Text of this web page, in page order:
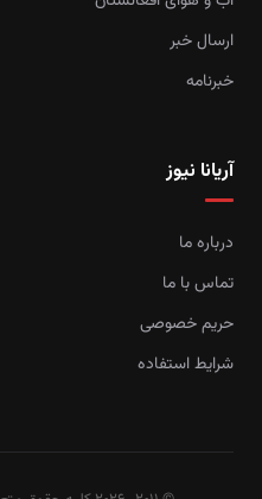
ارسال خبر
خبرنامه
آریانا نیوز
درباره ما
تماس با ما
حریم خصوصی
شرایط استفاده